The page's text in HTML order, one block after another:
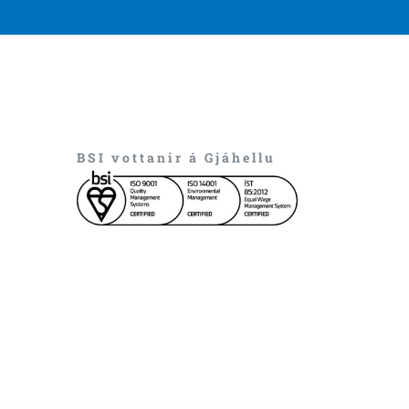
BSI vottanir á Gjáhellu